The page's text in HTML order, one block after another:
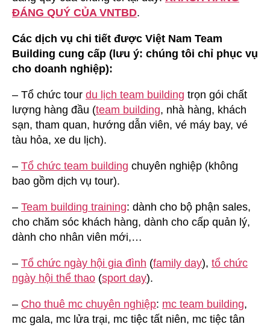
ĐÁNG QUÝ CỦA VNTBD.
Các dịch vụ chi tiết được Việt Nam Team
Building cung cấp (lưu ý: chúng tôi chỉ phục vụ
cho doanh nghiệp):
– Tổ chức tour du lịch team building trọn gói chất
lượng hàng đầu (team building, nhà hàng, khách
sạn, tham quan, hướng dẫn viên, vé máy bay, vé
tàu hỏa, xe du lịch).
– Tổ chức team building chuyên nghiệp (không
bao gồm dịch vụ tour).
– Team building training: dành cho bộ phận sales,
cho chăm sóc khách hàng, dành cho cấp quản lý,
dành cho nhân viên mới,…
– Tổ chức ngày hội gia đình (family day), tổ chức
ngày hội thể thao (sport day).
– Cho thuê mc chuyên nghiệp: mc team building,
mc gala, mc lửa trại, mc tiệc tất niên, mc tiệc tân